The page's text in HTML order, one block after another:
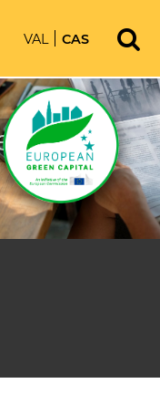
VAL CAS